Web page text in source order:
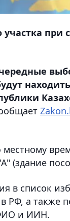
при
(здание
в список
РФ, а также
и ИИН.